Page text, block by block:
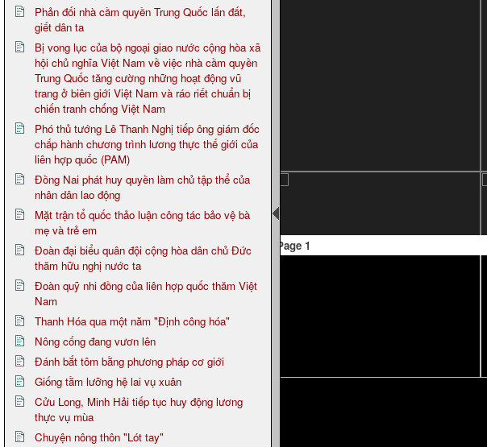
Phản đối nhà cầm quyền Trung Quốc lấn đất,
giết dân ta
Bị vong lục của bộ ngoại giao nước cộng hòa xã
hội chủ nghĩa Việt Nam về việc nhà cầm quyền
Trung Quốc tăng cường những hoạt động vũ
trang ở biên giới Việt Nam và ráo riết chuẩn bị
chiến tranh chống Việt Nam
Phó thủ tướng Lê Thanh Nghị tiếp ông giám đốc
chấp hành chương trình lương thực thế giới của
liên hợp quốc (PAM)
Đồng Nai phát huy quyền làm chủ tập thể của
nhân dân lao động
Mặt trận tổ quốc thảo luận công tác bảo vệ bà
mẹ và trẻ em
Đoàn đại biểu quân đội cộng hòa dân chủ Đức
thăm hữu nghị nước ta
Đoàn quỹ nhi đồng của liên hợp quốc thăm Việt
Nam
Thanh Hóa qua một năm "Định công hóa"
Nông cống đang vươn lên
Đánh bắt tôm bằng phương pháp cơ giới
Giống tằm lưỡng hệ lai vụ xuân
Cửu Long, Minh Hải tiếp tục huy động lương
thực vụ mùa
Chuyện nông thôn "Lót tay"
Page 1